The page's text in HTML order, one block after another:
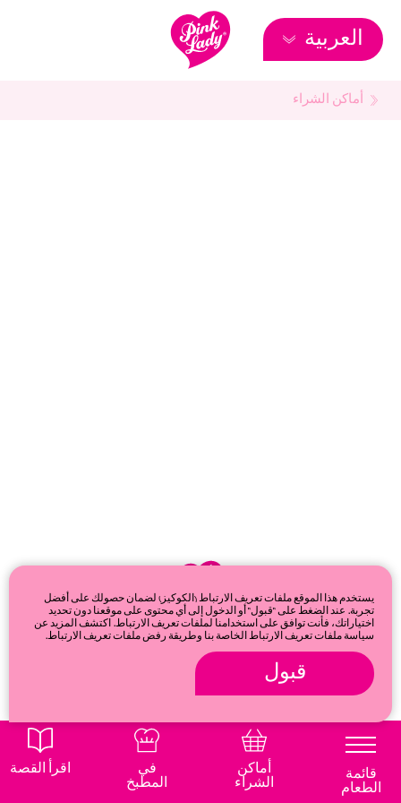
العربية
أماكن الشراء
Privacy & cookie policy
اقرأ القصة
في
المطبخ
أماكن
الشراء
قائمة
الطعام
يستخدم هذا الموقع ملفات تعريف الارتباط (الكوكيز) لضمان حصولك على أفضل
تجربة. عند الضغط على "قبول" أو الدخول إلى أي محتوى على موقعنا دون تحديد
اختياراتك، فأنت توافق على استخدامنا لملفات تعريف الارتباط. اكتشف المزيد عن
سياسة ملفات تعريف الارتباط الخاصة بنا وطريقة رفض ملفات تعريف الارتباط.
قبول